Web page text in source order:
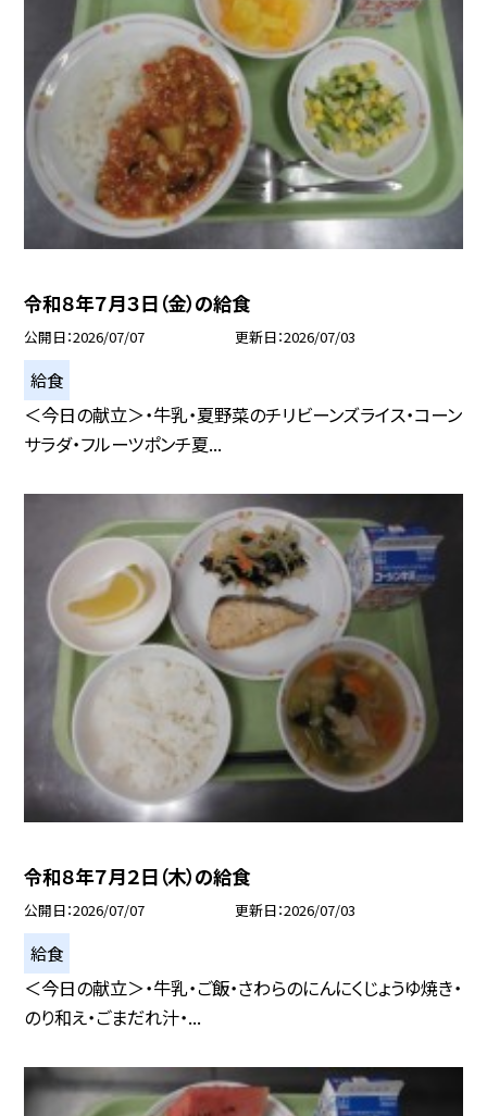
令和８年７月３日（金）の給食
公開日 2026/07/07 更新日 2026/07/03
給食
＜今日の献立＞・牛乳・夏野菜のチリビーンズライス・コーン
サラダ・フルーツポンチ夏...
令和８年７月２日（木）の給食
公開日 2026/07/07 更新日 2026/07/03
給食
＜今日の献立＞・牛乳・ご飯・さわらのにんにくじょうゆ焼き・
のり和え・ごまだれ汁・...